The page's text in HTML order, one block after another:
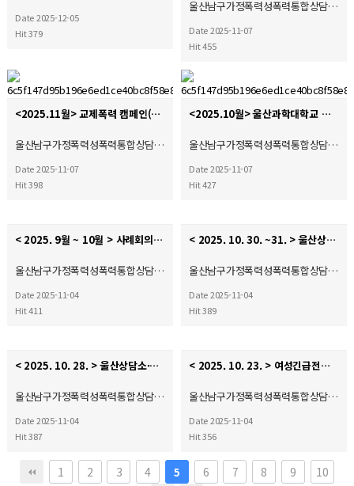
Date 2025-12-05
Hit 379
울산남구가정폭력성폭력통합상담…
Date 2025-11-07
Hit 455
<2025.11월> 교제폭력 캠페인(자체)
울산남구가정폭력성폭력통합상담…
Date 2025-11-07
Hit 398
<2025.10월> 울산과학대학교 무룡축제 5대폭력예방캠페인
울산남구가정폭력성폭력통합상담…
Date 2025-11-07
Hit 427
< 2025. 9월 ~ 10월 > 사례회의 및 내부슈퍼비전(자체)
울산남구가정폭력성폭력통합상담…
Date 2025-11-04
Hit 411
< 2025. 10. 30. ~31. > 울산상담소·시설협의회 종사자소진방지예방을 위한 쉼프로그램(대표자)
울산남구가정폭력성폭력통합상담…
Date 2025-11-04
Hit 389
< 2025. 10. 28. > 울산상담소·시설협의회 실무자 회의
울산남구가정폭력성폭력통합상담…
Date 2025-11-04
Hit 387
< 2025. 10. 23. > 여성긴급전화1366울산센터 '유관기관소통네크워크' 간담회
울산남구가정폭력성폭력통합상담…
Date 2025-11-04
Hit 356
1 2 3 4 5 6 7 8 9 10